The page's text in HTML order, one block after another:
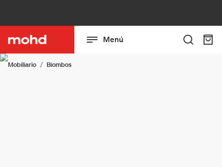
Menú
Mobiliario Biombos